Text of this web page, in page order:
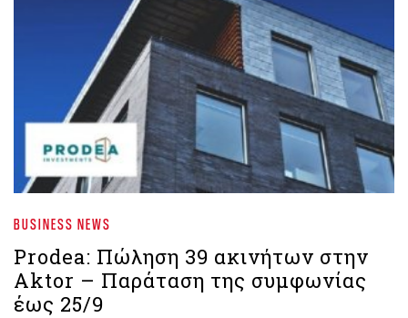
BUSINESS NEWS
Prodea: Πώληση 39 ακινήτων στην
Aktor – Παράταση της συμφωνίας
έως 25/9